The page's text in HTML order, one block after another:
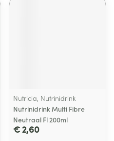
Nutricia, Nutrinidrink
Nutrinidrink Multi Fibre
Neutraal Fl 200ml
€ 2,60